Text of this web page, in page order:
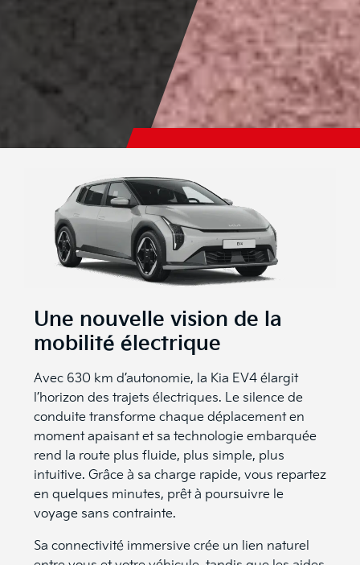
Une nouvelle vision de la
mobilité électrique
Avec 630 km d’autonomie, la Kia EV4 élargit
l’horizon des trajets électriques. Le silence de
conduite transforme chaque déplacement en
moment apaisant et sa technologie embarquée
rend la route plus fluide, plus simple, plus
intuitive. Grâce à sa charge rapide, vous repartez
en quelques minutes, prêt à poursuivre le
voyage sans contrainte.
Sa connectivité immersive crée un lien naturel